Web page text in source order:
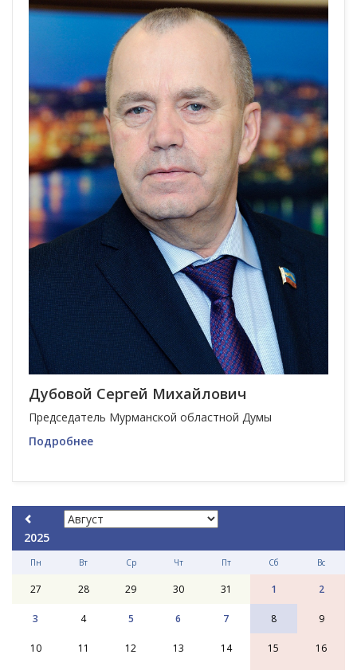
Дубовой Сергей Михайлович
Председатель Мурманской областной Думы
Подробнее
2025
Пн Вт Ср Чт Пт Сб Вс
27 28 29 30 31 1 2
3 4 5 6 7 8 9
10 11 12 13 14 15 16